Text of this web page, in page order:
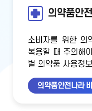
의약품안
소비자를 위한 의
복용할 때 주의해
별 의약품 사용정
의약품안전나라